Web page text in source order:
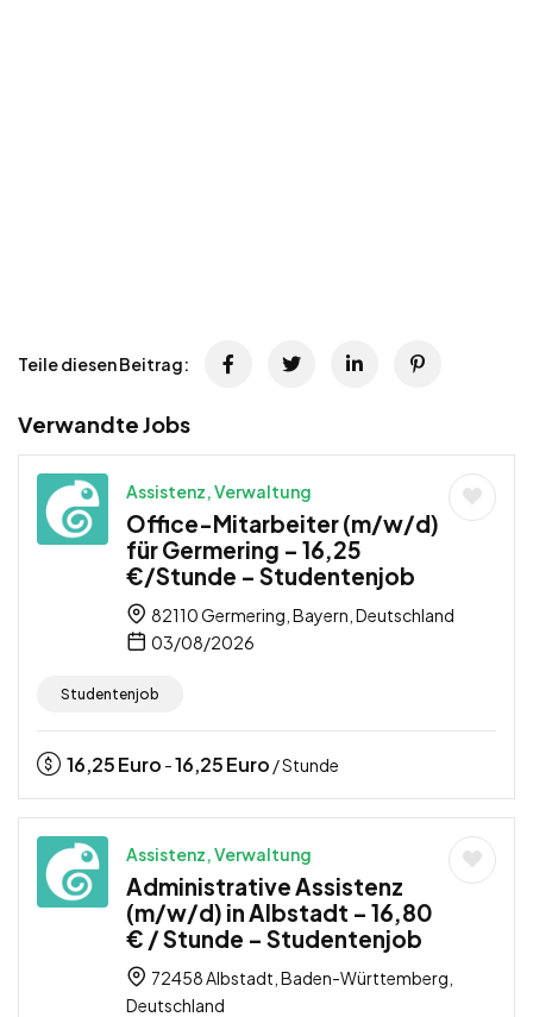
Teile diesen Beitrag:
Verwandte Jobs
Assistenz, Verwaltung
Office-Mitarbeiter (m/w/d)
für Germering – 16,25
€/Stunde – Studentenjob
82110 Germering, Bayern, Deutschland
03/08/2026
Studentenjob
16,25Euro -16,25Euro / Stunde
Assistenz, Verwaltung
Administrative Assistenz
(m/w/d) in Albstadt – 16,80
€ / Stunde – Studentenjob
72458 Albstadt, Baden-Württemberg,
Deutschland